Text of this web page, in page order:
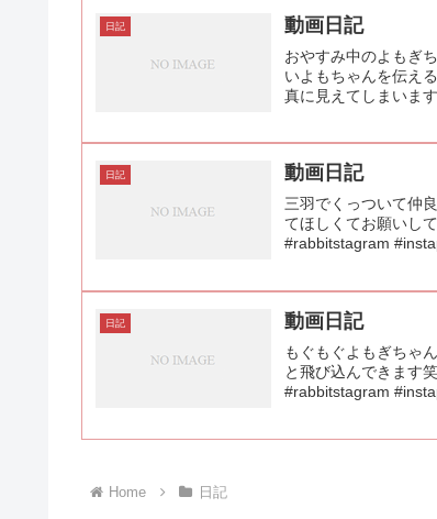
日記 動画日記
おやすみ中のよもぎ
いよもちゃんを伝え
真に見えてしまいま
日記 動画日記
三羽でくっついて仲
てほしくてお願いし
#rabbitstagram
日記 動画日記
もぐもぐよもぎちゃ
と飛び込んできます
#rabbitstagram
Home 日記